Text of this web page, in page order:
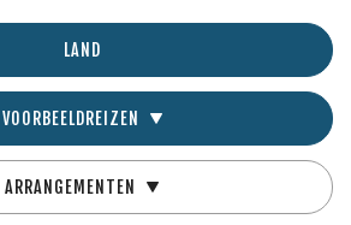
LAND
VOORBEELDREIZEN
ARRANGEMENTEN